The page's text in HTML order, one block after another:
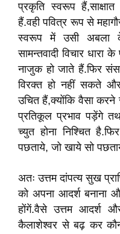
प्रकृति स्वरूप हैं,साक्षात
हैं.वही पवित्र रूप से
स्वरूप में उसी अबला के
सामन्तवादी विचार धारा
नाजुक हो जाते हैं.फिर
विरक्त हो नहीं सकते और
उचित हैं,क्योंकि वैसा
प्रतिकूल प्रभाव पड़ेंगे
च्युत होना निश्चित
पछताये, जो खाये सो
अतः उत्तम दांपत्य सुख
को अपना आदर्श बनाना
होंगें.वैसे उत्तम आदर्श
कैलाशेश्वर से बढ़ कर